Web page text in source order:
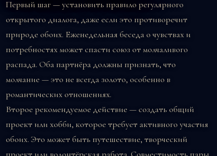
Первый шаг — установить правило регулярного
открытого диалога, даже если это противоречит
природе обоих. Еженедельная беседа о чувствах и
потребностях может спасти союз от молчаливого
распада. Оба партнёра должны признать, что
молчание — это не всегда золото, особенно в
романтических отношениях.
Второе рекомендуемое действие — создать общий
проект или хобби, которое требует активного участия
обоих. Это может быть путешествие, творческий